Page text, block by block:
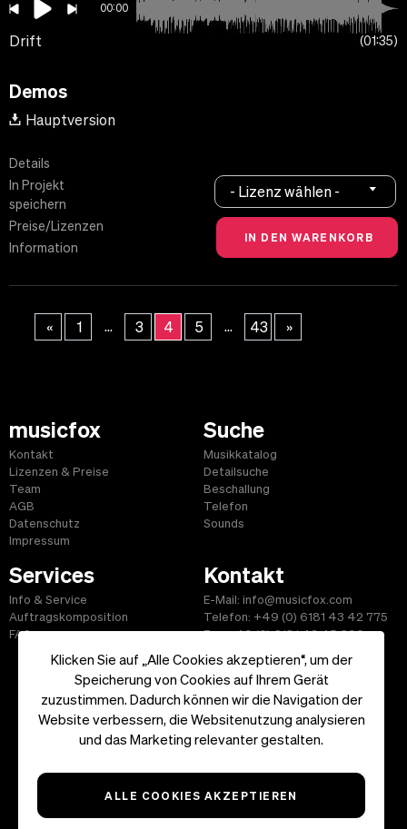
Klicken Sie auf „Alle Cookies akzeptieren“, um der
Speicherung von Cookies auf Ihrem Gerät
zuzustimmen. Dadurch können wir die Navigation der
Website verbessern, die Websitenutzung analysieren
und das Marketing relevanter gestalten.
ALLE COOKIES AKZEPTIEREN
00:00
Drift 01:35
Demos
Hauptversion
Details
In Projekt
speichern
Preise/Lizenzen
Information
- Lizenz wählen -
« 1 ... 3 4 5 ... 43 »
musicfox
Kontakt
Lizenzen & Preise
Team
AGB
Datenschutz
Impressum
Suche
Musikkatalog
Detailsuche
Beschallung
Telefon
Sounds
Services
Info & Service
Auftragskomposition
FAQ
Kontakt
E-Mail: info@musicfox.com
Telefon: +49 (0) 6181 43 42 775
Fax: +49 (0) 6181 43 45 609
Start|Informationen|AGB|Kontakt
Copyright ©2026 musicfox.com - Gemafreie Musik. All Rights